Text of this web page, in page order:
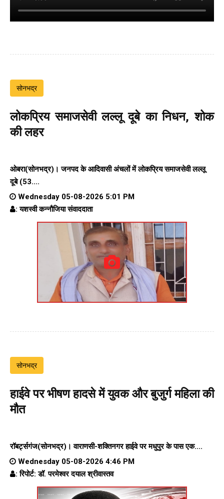
सोनभद्र
लोकप्रिय समाजसेवी लल्लू दूबे का निधन, शोक
की लहर
ओबरा(सोनभद्र)। जनपद के आदिवासी अंचलों में लोकप्रिय समाजसेवी लल्लू
दूबे (53....
Wednesday 05-08-2026 5:01 PM
: यशस्वी कन्नौजिया संवाददाता
सोनभद्र
हाईवे पर भीषण हादसे में युवक और बुजुर्ग महिला की
मौत
रॉबर्ट्सगंज(सोनभद्र)। वाराणसी-शक्तिनगर हाईवे परमधुपुर के पास एक....
Wednesday 05-08-2026 4:46 PM
: रिपोर्ट: डॉ. परमेश्वर दयाल श्रीवास्तव